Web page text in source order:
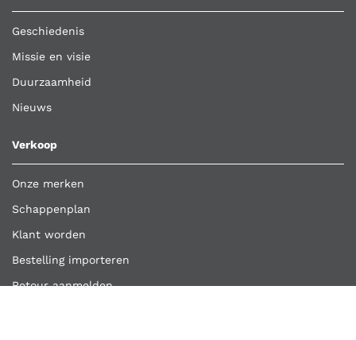
Geschiedenis
Missie en visie
Duurzaamheid
Nieuws
Verkoop
Onze merken
Schappenplan
Klant worden
Bestelling importeren
Retour aanmelden